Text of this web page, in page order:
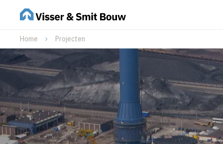
Home Projecten